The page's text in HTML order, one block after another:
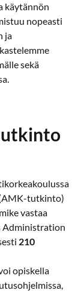
käytännön
nopeasti
ja
sekä
tutkinto)
vastaa
Administration
210
opiskella